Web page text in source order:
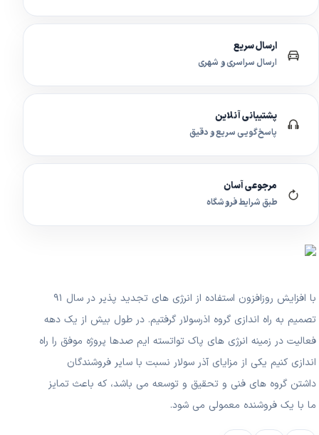
ارسال سریع
ارسال سراسری و شهری
پشتیبانی آنلاین
پاسخ‌گویی سریع و دقیق
مرجوعی آسان
طبق شرایط فروشگاه
با افزایش روزافزون استفاده از انرژی های تجدید پذیر در سال ۹۱
تصمیم به راه اندازی گروه اذرسولار گرفتیم. در طول بیش از یک دهه
فعالیت در زمینه انرژی های پاک تواتسته ایم صدها پروژه موفق را راه
اندازی کنیم یکی از مزایای آذر سولار نسبت با سایر فروشندگان
داشتن گروه های فنی و تحقیق و توسعه می باشد، که باعث تمایز
ما با یک فروشنده معمولی می شود.